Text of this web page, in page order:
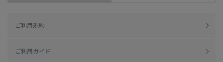
ご利用規約
ご利用ガイド